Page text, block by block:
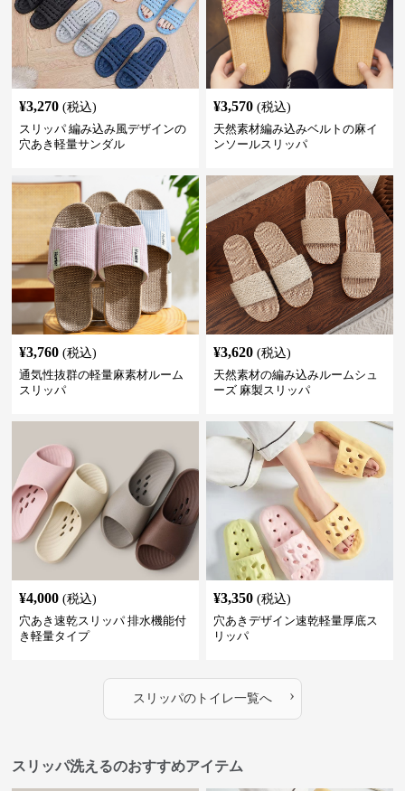
¥3,270 (税込)
スリッパ 編み込み風デザインの
穴あき軽量サンダル
¥3,570 (税込)
天然素材編み込みベルトの麻イ
ンソールスリッパ
¥3,760 (税込)
通気性抜群の軽量麻素材ルーム
スリッパ
¥3,620 (税込)
天然素材の編み込みルームシュ
ーズ 麻製スリッパ
¥4,000 (税込)
穴あき速乾スリッパ 排水機能付
き軽量タイプ
¥3,350 (税込)
穴あきデザイン速乾軽量厚底ス
リッパ
スリッパのトイレ一覧へ ›
スリッパ洗えるのおすすめアイテム